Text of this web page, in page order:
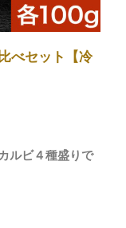
べセット【冷
ルビ４種盛りで